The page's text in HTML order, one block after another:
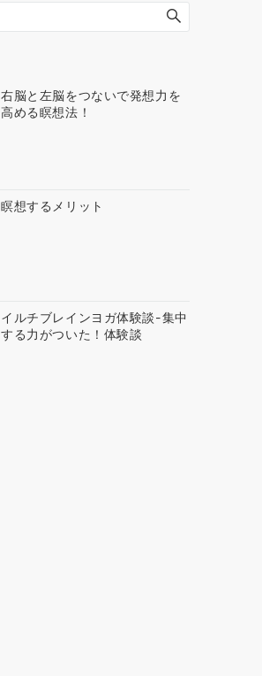
右脳と左脳をつないで発想力を
高める瞑想法！
瞑想するメリット
イルチブレインヨガ体験談-集中
する力がついた！体験談